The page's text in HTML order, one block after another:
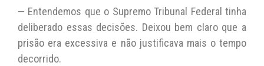
— Entendemos que o Supremo Tribunal Federal tinha
deliberado essas decisões. Deixou bem claro que a
prisão era excessiva e não justificava mais o tempo
decorrido.